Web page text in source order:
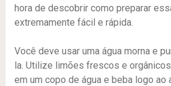
hora de descobrir como preparar
extremamente fácil e rápida.
Você deve usar uma água morna e
la. Utilize limões frescos e
em um copo de água e beba logo ao